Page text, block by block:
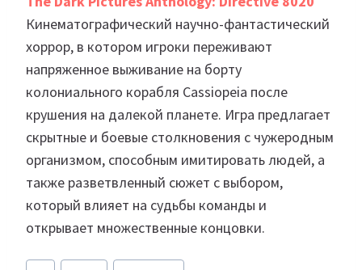
Кинематографический научно-фантастический
хоррор, в котором игроки переживают
напряженное выживание на борту
колониального корабля Cassiopeia после
крушения на далекой планете. Игра предлагает
скрытные и боевые столкновения с чужеродным
организмом, способным имитировать людей, а
также разветвленный сюжет с выбором,
который влияет на судьбы команды и
открывает множественные концовки.
Метки